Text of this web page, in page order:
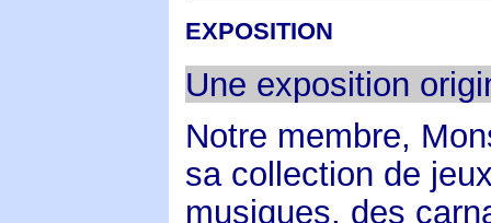
EXPOSITION
Une exposition
Notre membre,
sa collection de
musiques, des